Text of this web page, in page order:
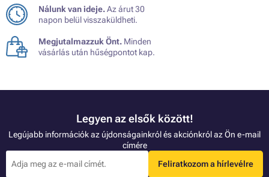
Nálunk van ideje.Az árut 30
napon belül visszaküldheti.
Megjutalmazzuk Önt. Minden
vásárlás után hűségpontot kap.
Legyen az elsők között!
Legújabb információk az újdonságainkról és akciónkról az Ön e-mail
címére
Feliratkozom a hírlevélre